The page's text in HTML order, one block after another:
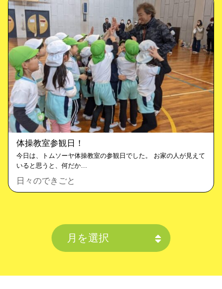
体操教室参観日！
今日は、トムソーヤ体操教室の参観日でした。 お家の人が見えて
いると思うと、何だか…
日々のできごと